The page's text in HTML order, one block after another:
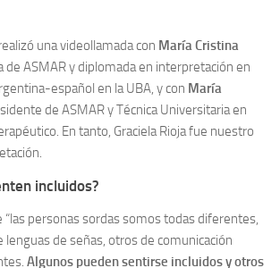
una videollamada con María Cristina
de ASMAR y diplomada en interpretación en
español en la UBA, y con María
de ASMAR y Técnica Universitaria en
En tanto, Graciela Rioja fue nuestro
incluidos?
“las personas sordas somos todas diferentes,
lenguas de señas, otros de comunicación
Algunos pueden sentirse incluidos y otros